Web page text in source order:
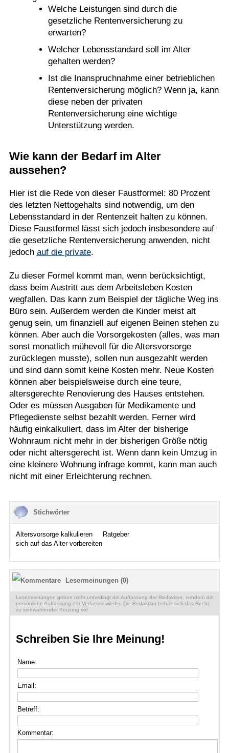
Welche Leistungen sind durch die
gesetzliche Rentenversicherung zu
erwarten?
Welcher Lebensstandard soll im Alter
gehalten werden?
Ist die Inanspruchnahme einer betrieblichen
Rentenversicherung möglich? Wenn ja, kann
diese neben der privaten
Rentenversicherung eine wichtige
Unterstützung werden.
Wie kann der Bedarf im Alter
aussehen?
Hier ist die Rede von dieser Faustformel: 80 Prozent
des letzten Nettogehalts sind notwendig, um den
Lebensstandard in der Rentenzeit halten zu können.
Diese Faustformel lässt sich jedoch insbesondere auf
die gesetzliche Rentenversicherung anwenden, nicht
jedoch auf die private.
Zu dieser Formel kommt man, wenn berücksichtigt,
dass beim Austritt aus dem Arbeitsleben Kosten
wegfallen. Das kann zum Beispiel der tägliche Weg ins
Büro sein. Außerdem werden die Kinder meist alt
genug sein, um finanziell auf eigenen Beinen stehen zu
können. Aber auch die Vorsorgekosten (alles, was man
sonst monatlich mühevoll für die Altersvorsorge
zurücklegen musste), sollen nun ausgezahlt werden
und sind dann somit keine Kosten mehr. Neue Kosten
können aber beispielsweise durch eine teure,
altersgerechte Renovierung des Hauses entstehen.
Oder es müssen Ausgaben für Medikamente und
Pflegedienste selbst bezahlt werden. Ferner wird
häufig einkalkuliert, dass im Alter der bisherige
Wohnraum nicht mehr in der bisherigen Größe nötig
oder nicht altersgerecht ist. Wenn dann kein Umzug in
eine kleinere Wohnung infrage kommt, kann man auch
nicht mit einer Erleichterung rechnen.
Stichwörter
Altersvorsorge kalkulieren
Ratgeber
sich auf das Alter vorbereiten
Lesermeinungen (0)
Lesermeinungen geben nicht unbedingt die Auffassung der Redaktion, sondern die
persönliche Auffassung der Verfasser wieder. Die Redaktion behält sich das Recht
zu sinnwahrender Kürzung vor.
Schreiben Sie Ihre Meinung!
Name:
Email:
Betreff:
Kommentar: